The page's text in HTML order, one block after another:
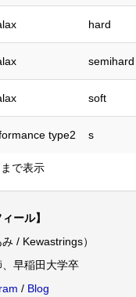
hard
semihard
soft
type2 s
で表示
ール】
/ Kewastrings）
早稲田大学卒
/ Blog